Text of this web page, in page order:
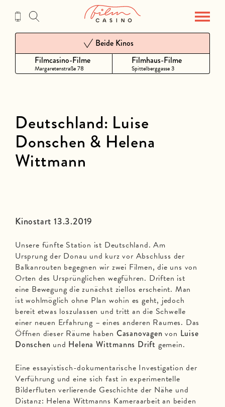
Inhalt
Filmcasino-Filme
Margaretenstraße 78
Beide Kinos
Filmhaus-Filme
Spittelberggasse 3
Kinostart 13.3.2019
Unsere fünfte Station ist Deutschland. Am
Ursprung der Donau und kurz vor Abschluss der
Balkanrouten begegnen wir zwei Filmen, die uns von
Orten des Ursprünglichen wegführen. Driften ist
eine Bewegung die zunächst ziellos erscheint. Man
ist wohlmöglich ohne Plan wohin es geht, jedoch
bereit etwas loszulassen und tritt an die Schwelle
einer neuen Erfahrung – eines anderen Raumes. Das
Öffnen dieser Räume haben Casanovagen von Luise
Donschen und Helena Wittmanns Drift gemein.
Eine essayistisch-dokumentarische Investigation der
Verführung und eine sich fast in experimentelle
Bilderfluten verlierende Geschichte der Nähe und
Distanz: Helena Wittmanns Kameraarbeit an beiden
Deutschland: Luise
Donschen & Helena
Wittmann